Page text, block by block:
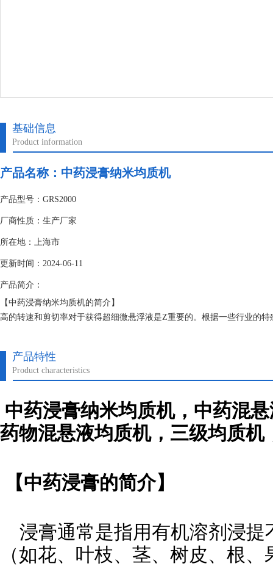
基础信息
Product information
产品名称：中药浸膏纳米均质机
产品型号：GRS2000
厂商性质：生产厂家
所在地：上海市
更新时间：2024-06-11
产品简介：
【中药浸膏纳米均质机的简介】
高的转速和剪切率对于获得超细微悬浮液是Z重要的。根据一些行业的
产品特性
Product characteristics
中药浸膏纳米均质机，中药混
药物混悬液均质机，三级均质机
【中药浸膏的简介】
浸膏通常是指用有机溶剂浸提
（如花、叶枝、茎、树皮、根